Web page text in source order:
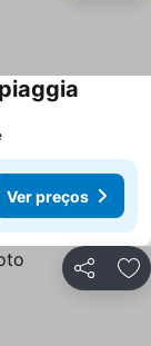
Ver preços
Partilhar